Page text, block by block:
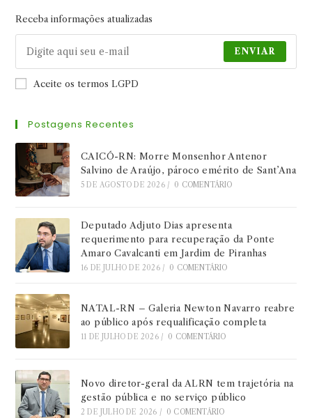
Receba informações atualizadas
ENVIAR
Aceite os termos LGPD
Postagens Recentes
CAICÓ-RN: Morre Monsenhor Antenor
Salvino de Araújo, pároco emérito de Sant’Ana
5 DE AGOSTO DE 2026 / 0 COMENTÁRIO
Deputado Adjuto Dias apresenta
requerimento para recuperação da Ponte
Amaro Cavalcanti em Jardim de Piranhas
16 DE JULHO DE 2026 / 0 COMENTÁRIO
NATAL-RN – Galeria Newton Navarro reabre
ao público após requalificação completa
11 DE JULHO DE 2026 / 0 COMENTÁRIO
Novo diretor-geral da ALRN tem trajetória na
gestão pública e no serviço público
2 DE JULHO DE 2026 / 0 COMENTÁRIO